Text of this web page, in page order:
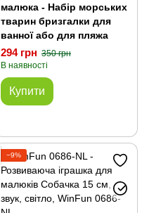
малюка - Набір морських
тварин бризгалки для
ванної або для пляжа
294 грн 350 грн
В наявності
Купити
−9%